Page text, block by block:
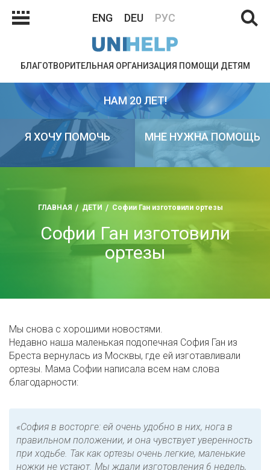
ENG DEU РУС
БЛАГОТВОРИТЕЛЬНАЯ ОРГАНИЗАЦИЯ ПОМОЩИ ДЕТЯМ
НАМ 20 ЛЕТ!
Я ХОЧУ ПОМОЧЬ МНЕ НУЖНА ПОМОЩЬ
ГЛАВНАЯ ДЕТИ Софии Ган изготовили ортезы
Софии Ган изготовили
ортезы
Мы снова с хорошими новостями.
Недавно наша маленькая подопечная София Ган из
Бреста вернулась из Москвы, где ей изготавливали
ортезы. Мама Софии написала всем нам слова
благодарности:
«София в восторге: ей очень удобно в них, нога в
правильном положении, и она чувствует уверенность
при ходьбе. Так как ортезы очень легкие, маленькие
ножки не устают. Мы ждали изготовления 6 недель,